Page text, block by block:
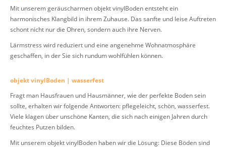
Mit unserem geräuscharmen objekt vinylBoden entsteht ein
harmonisches Klangbild in ihrem Zuhause. Das sanfte und leise Auftreten
schont nicht nur die Ohren, sondern auch ihre Nerven.
Lärmstress wird reduziert und eine angenehme Wohnatmosphäre
geschaffen, in der Sie sich rundum wohlfühlen können.
objekt vinylBoden | wasserfest
Fragt man Hausfrauen und Hausmänner, wie der perfekte Boden sein
sollte, erhalten wir folgende Antworten: pflegeleicht, schön, wasserfest.
Viele klagen über unschöne Kanten, die sich nach einigen Jahren durch
feuchtes Putzen bilden.
Mit unserem objekt vinylBoden haben wir die Lösung: Diese Böden sind